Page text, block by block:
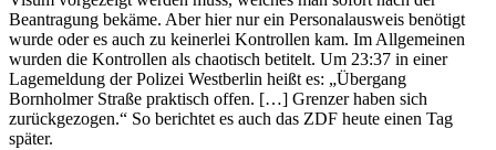
Beantragung bekäme. Aber hier nur ein Personalausweis benötigt
wurde oder es auch zu keinerlei Kontrollen kam. Im Allgemeinen
wurden die Kontrollen als chaotisch betitelt. Um 23:37 in einer
Lagemeldung der Polizei Westberlin heißt es: „Übergang
Bornholmer Straße praktisch offen. […] Grenzer haben sich
zurückgezogen.“ So berichtet es auch das ZDF heute einen Tag
später.